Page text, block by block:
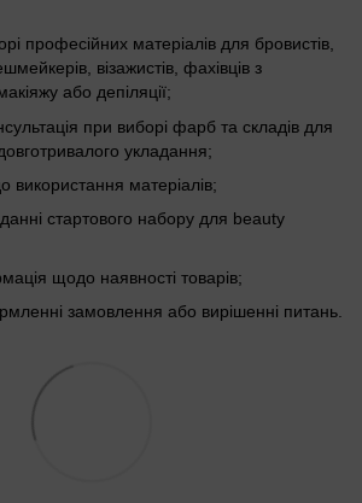
професійних матеріалів для бровистів,
візажистів, фахівців з
або депіляції;
при виборі фарб та складів для
укладання;
використання матеріалів;
стартового набору для beauty
щодо наявності товарів;
замовлення або вирішенні питань.